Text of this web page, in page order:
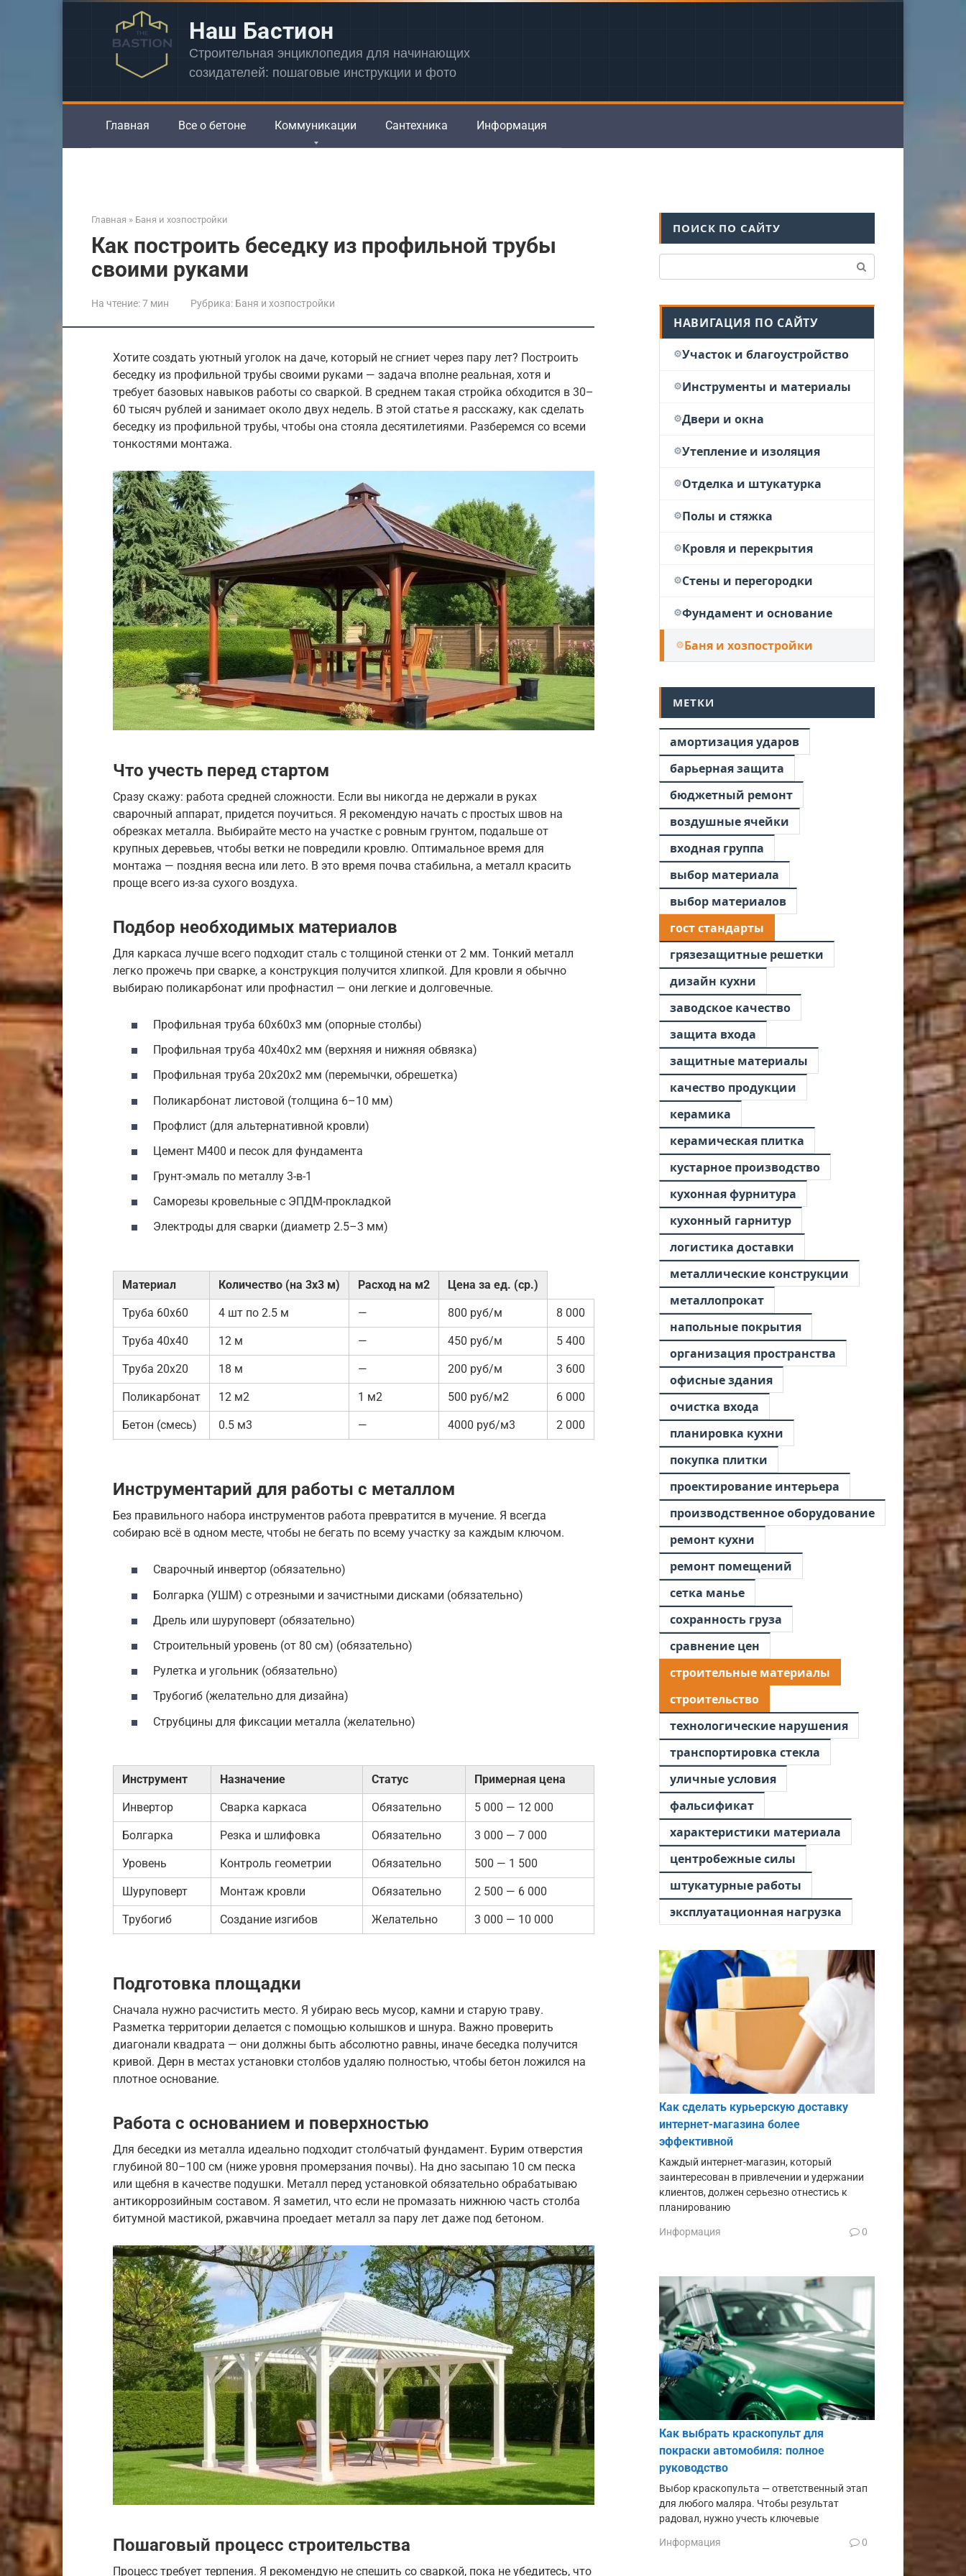
Наш Бастион
Строительная энциклопедия для начинающих
созидателей: пошаговые инструкции и фото
Главная Все о бетоне Коммуникации Сантехника Информация
Главная » Баня и хозпостройки
Как построить беседку из профильной трубы
своими руками
На чтение:7 мин Рубрика: Баня и хозпостройки
Хотите создать уютный уголок на даче, который не сгниет через пару лет? Построить
беседку из профильной трубы своими руками — задача вполне реальная, хотя и
требует базовых навыков работы со сваркой. В среднем такая стройка обходится в 30–
60 тысяч рублей и занимает около двух недель. В этой статье я расскажу, как сделать
беседку из профильной трубы, чтобы она стояла десятилетиями. Разберемся со всеми
тонкостями монтажа.
Что учесть перед стартом
Сразу скажу: работа средней сложности. Если вы никогда не держали в руках
сварочный аппарат, придется поучиться. Я рекомендую начать с простых швов на
обрезках металла. Выбирайте место на участке с ровным грунтом, подальше от
крупных деревьев, чтобы ветки не повредили кровлю. Оптимальное время для
монтажа — поздняя весна или лето. В это время почва стабильна, а металл красить
проще всего из-за сухого воздуха.
Подбор необходимых материалов
Для каркаса лучше всего подходит сталь с толщиной стенки от 2 мм. Тонкий металл
легко прожечь при сварке, а конструкция получится хлипкой. Для кровли я обычно
выбираю поликарбонат или профнастил — они легкие и долговечные.
Профильная труба 60х60х3 мм (опорные столбы)
Профильная труба 40х40х2 мм (верхняя и нижняя обвязка)
Профильная труба 20х20х2 мм (перемычки, обрешетка)
Поликарбонат листовой (толщина 6–10 мм)
Профлист (для альтернативной кровли)
Цемент М400 и песок для фундамента
Грунт-эмаль по металлу 3-в-1
Саморезы кровельные с ЭПДМ-прокладкой
Электроды для сварки (диаметр 2.5–3 мм)
Материал Количество (на 3х3 м) Расход на м2 Цена за ед. (ср.)
Труба 60х60 4 шт по 2.5 м — 800 руб/м 8 000
Труба 40х40 12 м — 450 руб/м 5 400
Труба 20х20 18 м — 200 руб/м 3 600
Поликарбонат 12 м2 1 м2 500 руб/м2 6 000
Бетон (смесь) 0.5 м3 — 4000 руб/м3 2 000
Инструментарий для работы с металлом
Без правильного набора инструментов работа превратится в мучение. Я всегда
собираю всё в одном месте, чтобы не бегать по всему участку за каждым ключом.
Сварочный инвертор (обязательно)
Болгарка (УШМ) с отрезными и зачистными дисками (обязательно)
Дрель или шуруповерт (обязательно)
Строительный уровень (от 80 см) (обязательно)
Рулетка и угольник (обязательно)
Трубогиб (желательно для дизайна)
Струбцины для фиксации металла (желательно)
Инструмент Назначение Статус Примерная цена
Инвертор Сварка каркаса Обязательно 5 000 — 12 000
Болгарка Резка и шлифовка Обязательно 3 000 — 7 000
Уровень Контроль геометрии Обязательно 500 — 1 500
Шуруповерт Монтаж кровли Обязательно 2 500 — 6 000
Трубогиб Создание изгибов Желательно 3 000 — 10 000
Подготовка площадки
Сначала нужно расчистить место. Я убираю весь мусор, камни и старую траву.
Разметка территории делается с помощью колышков и шнура. Важно проверить
диагонали квадрата — они должны быть абсолютно равны, иначе беседка получится
кривой. Дерн в местах установки столбов удаляю полностью, чтобы бетон ложился на
плотное основание.
Работа с основанием и поверхностью
Для беседки из металла идеально подходит столбчатый фундамент. Бурим отверстия
глубиной 80–100 см (ниже уровня промерзания почвы). На дно засыпаю 10 см песка
или щебня в качестве подушки. Металл перед установкой обязательно обрабатываю
антикоррозийным составом. Я заметил, что если не промазать нижнюю часть столба
битумной мастикой, ржавчина проедает металл за пару лет даже под бетоном.
Пошаговый процесс строительства
Процесс требует терпения. Я рекомендую не спешить со сваркой, пока не убедитесь, что
ПОИСК ПО САЙТУ
НАВИГАЦИЯ ПО САЙТУ
Участок и благоустройство
Инструменты и материалы
Двери и окна
Утепление и изоляция
Отделка и штукатурка
Полы и стяжка
Кровля и перекрытия
Стены и перегородки
Фундамент и основание
Баня и хозпостройки
МЕТКИ
амортизация ударов
барьерная защита
бюджетный ремонт
воздушные ячейки
входная группа
выбор материала
выбор материалов
гост стандарты
грязезащитные решетки
дизайн кухни
заводское качество
защита входа
защитные материалы
качество продукции
керамика
керамическая плитка
кустарное производство
кухонная фурнитура
кухонный гарнитур
логистика доставки
металлические конструкции
металлопрокат
напольные покрытия
организация пространства
офисные здания
очистка входа
планировка кухни
покупка плитки
проектирование интерьера
производственное оборудование
ремонт кухни
ремонт помещений
сетка манье
сохранность груза
сравнение цен
строительные материалы
строительство
технологические нарушения
транспортировка стекла
уличные условия
фальсификат
характеристики материала
центробежные силы
штукатурные работы
эксплуатационная нагрузка
Как сделать курьерскую доставку
интернет-магазина более
эффективной
Каждый интернет-магазин, который
заинтересован в привлечении и удержании
клиентов, должен серьезно отнестись к
планированию
Информация 0
Как выбрать краскопульт для
покраски автомобиля: полное
руководство
Выбор краскопульта — ответственный этап
для любого маляра. Чтобы результат
радовал, нужно учесть ключевые
Информация 0